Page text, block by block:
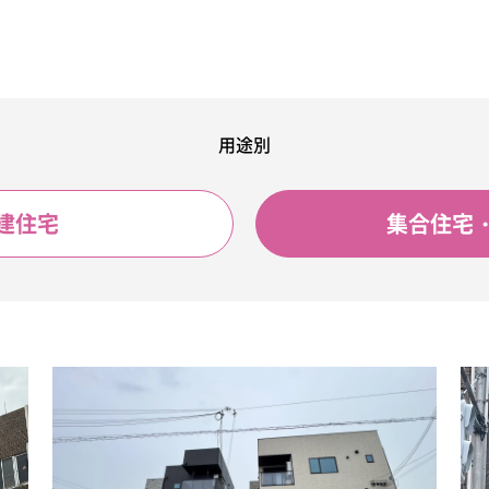
用途別
住宅 集合住宅